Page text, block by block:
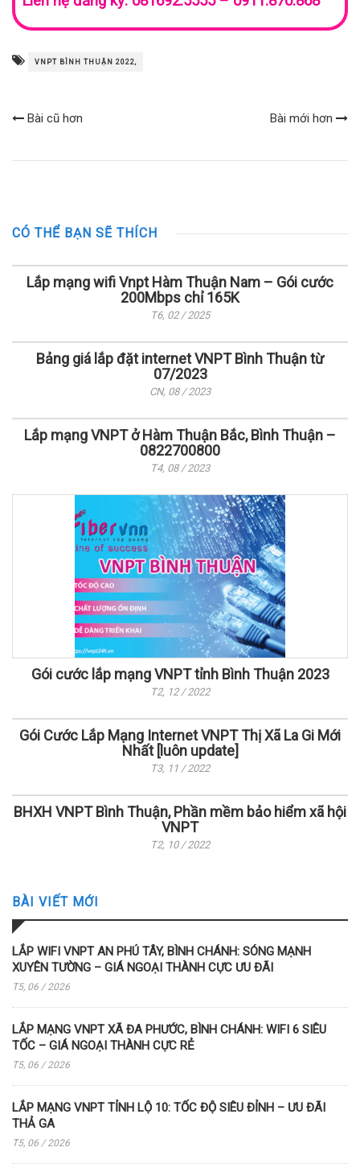
VNPT BÌNH THUẬN 2022,
Bài cũ hơn Bài mới hơn
CÓ THỂ BẠN SẼ THÍCH
Lắp mạng wifi Vnpt Hàm Thuận Nam – Gói cước
200Mbps chỉ 165K
T6, 02 / 2025
Bảng giá lắp đặt internet VNPT Bình Thuận từ
07/2023
CN, 08 / 2023
Lắp mạng VNPT ở Hàm Thuận Bắc, Bình Thuận –
0822700800
T4, 08 / 2023
Gói cước lắp mạng VNPT tỉnh Bình Thuận 2023
T2, 12 / 2022
Gói Cước Lắp Mạng Internet VNPT Thị Xã La Gi Mới
Nhất [luôn update]
T3, 11 / 2022
BHXH VNPT Bình Thuận, Phần mềm bảo hiểm xã hội
VNPT
T2, 10 / 2022
BÀI VIẾT MỚI
LẮP WIFI VNPT AN PHÚ TÂY, BÌNH CHÁNH: SÓNG MẠNH
XUYÊN TƯỜNG – GIÁ NGOẠI THÀNH CỰC ƯU ĐÃI
T5, 06 / 2026
LẮP MẠNG VNPT XÃ ĐA PHƯỚC, BÌNH CHÁNH: WIFI 6 SIÊU
TỐC – GIÁ NGOẠI THÀNH CỰC RẺ
T5, 06 / 2026
LẮP MẠNG VNPT TỈNH LỘ 10: TỐC ĐỘ SIÊU ĐỈNH – ƯU ĐÃI
THẢ GA
T5, 06 / 2026